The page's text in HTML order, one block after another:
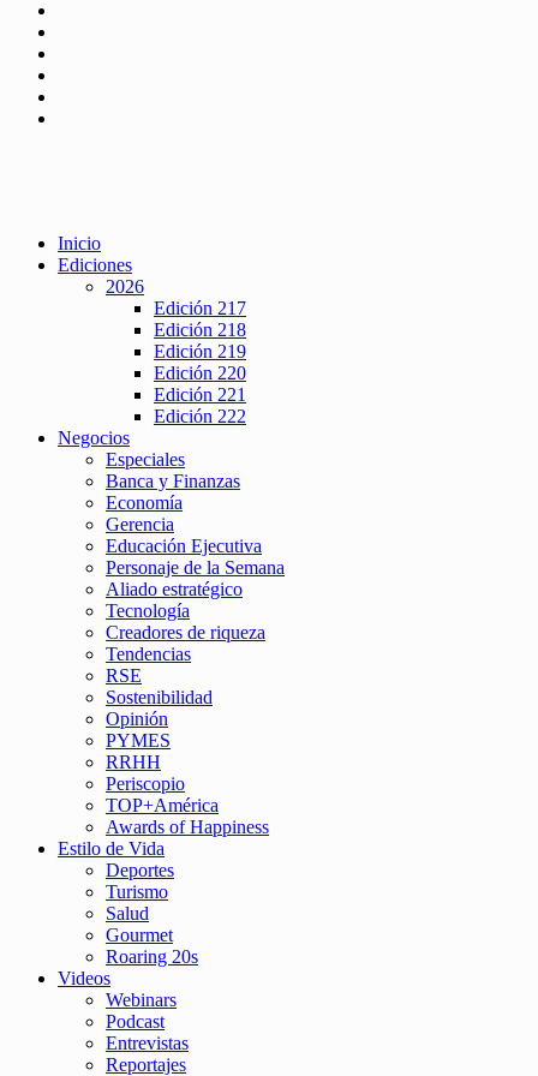
Inicio
Ediciones
2026
Edición 217
Edición 218
Edición 219
Edición 220
Edición 221
Edición 222
Negocios
Especiales
Banca y Finanzas
Economía
Gerencia
Educación Ejecutiva
Personaje de la Semana
Aliado estratégico
Tecnología
Creadores de riqueza
Tendencias
RSE
Sostenibilidad
Opinión
PYMES
RRHH
Periscopio
TOP+América
Awards of Happiness
Estilo de Vida
Deportes
Turismo
Salud
Gourmet
Roaring 20s
Videos
Webinars
Podcast
Entrevistas
Reportajes